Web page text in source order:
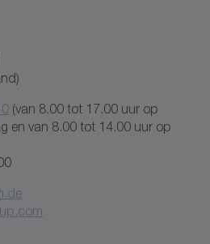
(van 8.00 tot 17.00 uur op
en van 8.00 tot 14.00 uur op